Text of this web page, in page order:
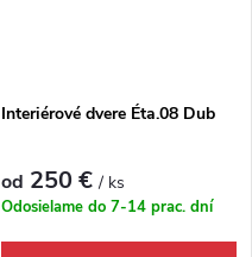
Interiérové dvere Éta.08 Dub
od 250 €/ ks
Odosielame do 7-14 prac. dní